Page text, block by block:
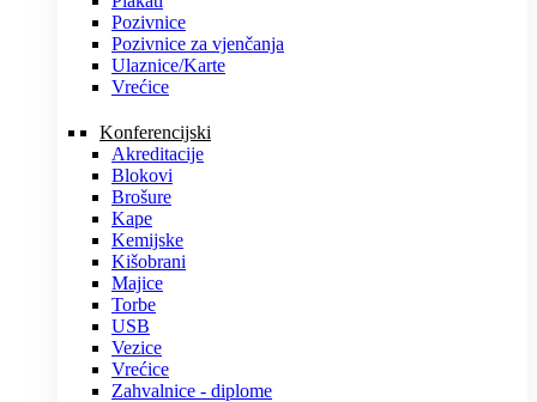
Pozivnice
Pozivnice za vjenčanja
Ulaznice/Karte
Vrećice
Konferencijski
Akreditacije
Blokovi
Brošure
Kape
Kemijske
Kišobrani
Majice
Torbe
USB
Vezice
Vrećice
Zahvalnice - diplome